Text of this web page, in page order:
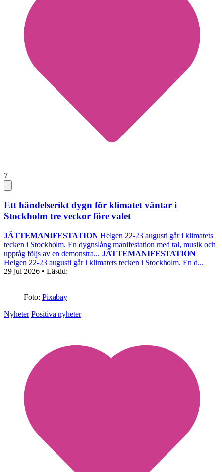
7
Ett händelserikt dygn för klimatet väntar i
Stockholm tre veckor före valet
JÄTTEMANIFESTATION Helgen 22-23 augusti går i klimatets
tecken i Stockholm. En dygnslång manifestation med tal, musik och
upptåg följs av en demonstra... JÄTTEMANIFESTATION
Helgen 22-23 augusti går i klimatets tecken i Stockholm. En d...
29 jul 2026 • Lästid:
Foto: Pixabay
Nyheter Positiva nyheter